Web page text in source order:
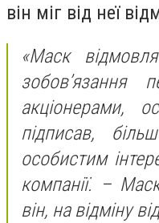
він міг від неї
«Маск
акціонерами,
підписав,
особистим
компанії. –
він, на відміну